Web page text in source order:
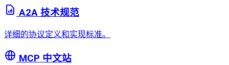
A2A 技术规范
详细的协议定义和实现标准。
MCP 中文站